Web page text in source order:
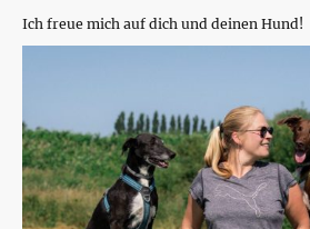
Ich freue mich auf dich und deinen Hund!